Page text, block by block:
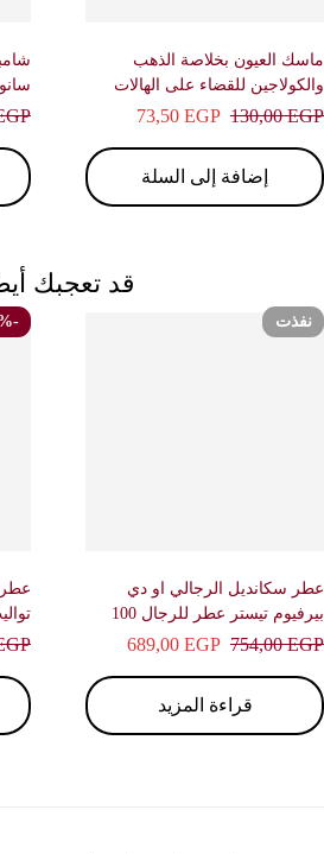
العيون بخلاصة الذهب
للقضاء على الهالات
130,00
73,50EGP
إضافة إلى السلة
–
EGP
قد تعجبك أيضًا
سكانديل الرجالي او دي
بيرفيوم تيستر عطر للرجال 100
– جان بول غوتييه
754,00
689,00EGP
قراءة المزيد
عطر
شانيل
EGP